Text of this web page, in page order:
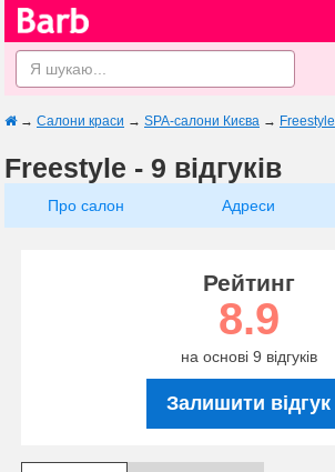
→ Салони краси → SPA-салони Києва → Freestyle
Freestyle - 9 відгуків
Про салон Адреси
Рейтинг
8.9
на основі 9 відгуків
Залишити відгук